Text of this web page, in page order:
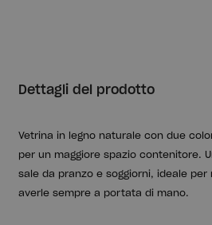
Dettagli del prodotto
Vetrina in legno naturale con due
per un maggiore spazio contenitore.
sale da pranzo e soggiorni, ideale per
averle sempre a portata di mano.